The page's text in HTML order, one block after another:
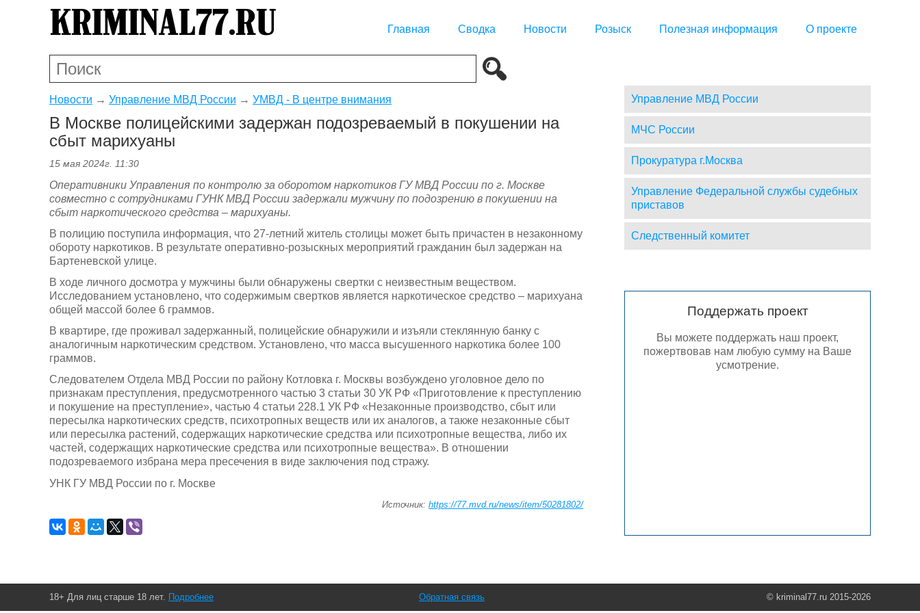
Главная Сводка Новости Розыск Полезная информация О проекте
Новости → Управление МВД России → УМВД - В центре внимания
В Москве полицейскими задержан подозреваемый в покушении на
сбыт марихуаны
15 мая 2024г. 11:30
Оперативники Управления по контролю за оборотом наркотиков ГУ МВД России по г. Москве
совместно с сотрудниками ГУНК МВД России задержали мужчину по подозрению в покушении на
сбыт наркотического средства – марихуаны.
В полицию поступила информация, что 27-летний житель столицы может быть причастен в незаконному
обороту наркотиков. В результате оперативно-розыскных мероприятий гражданин был задержан на
Бартеневской улице.
В ходе личного досмотра у мужчины были обнаружены свертки с неизвестным веществом.
Исследованием установлено, что содержимым свертков является наркотическое средство – марихуана
общей массой более 6 граммов.
В квартире, где проживал задержанный, полицейские обнаружили и изъяли стеклянную банку с
аналогичным наркотическим средством. Установлено, что масса высушенного наркотика более 100
граммов.
Следователем Отдела МВД России по району Котловка г. Москвы возбуждено уголовное дело по
признакам преступления, предусмотренного частью 3 статьи 30 УК РФ «Приготовление к преступлению
и покушение на преступление», частью 4 статьи 228.1 УК РФ «Незаконные производство, сбыт или
пересылка наркотических средств, психотропных веществ или их аналогов, а также незаконные сбыт
или пересылка растений, содержащих наркотические средства или психотропные вещества, либо их
частей, содержащих наркотические средства или психотропные вещества». В отношении
подозреваемого избрана мера пресечения в виде заключения под стражу.
УНК ГУ МВД России по г. Москве
Источник: https://77.mvd.ru/news/item/50281802/
Управление МВД России
МЧС России
Прокуратура г.Москва
Управление Федеральной службы судебных
приставов
Следственный комитет
Поддержать проект
Вы можете поддержать наш проект,
пожертвовав нам любую сумму на Ваше
усмотрение.
18+ Для лиц старше 18 лет. Подробнее © kriminal77.ru 2015-2026
Обратная связь